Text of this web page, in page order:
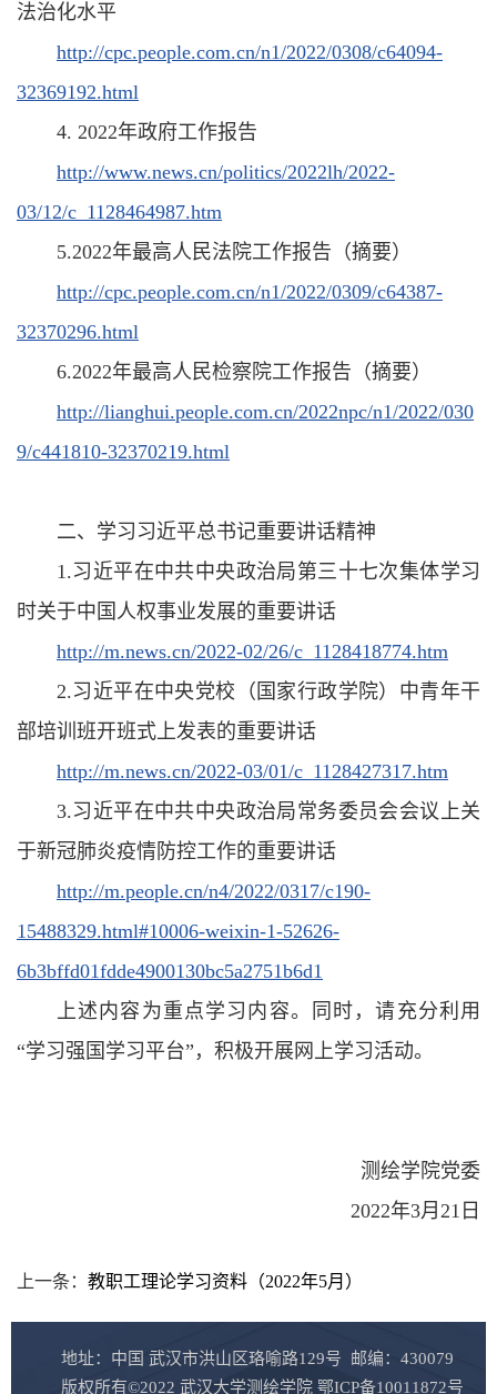
法治化水平
http://cpc.people.com.cn/n1/2022/0308/c64094-
32369192.html
4. 2022年政府工作报告
http://www.news.cn/politics/2022lh/2022-
03/12/c_1128464987.htm
5.2022年最高人民法院工作报告（摘要）
http://cpc.people.com.cn/n1/2022/0309/c64387-
32370296.html
6.2022年最高人民检察院工作报告（摘要）
http://lianghui.people.com.cn/2022npc/n1/2022/030
9/c441810-32370219.html
二、学习习近平总书记重要讲话精神
1.习近平在中共中央政治局第三十七次集体学习
时关于中国人权事业发展的重要讲话
http://m.news.cn/2022-02/26/c_1128418774.htm
2.习近平在中央党校（国家行政学院）中青年干
部培训班开班式上发表的重要讲话
http://m.news.cn/2022-03/01/c_1128427317.htm
3.习近平在中共中央政治局常务委员会会议上关
于新冠肺炎疫情防控工作的重要讲话
http://m.people.cn/n4/2022/0317/c190-
15488329.html#10006-weixin-1-52626-
6b3bffd01fdde4900130bc5a2751b6d1
上述内容为重点学习内容。同时，请充分利用
“学习强国学习平台”，积极开展网上学习活动。
测绘学院党委
2022年3月21日
上一条： 教职工理论学习资料（2022年5月）
地址：中国 武汉市洪山区珞喻路129号 邮编：430079
版权所有©2022 武汉大学测绘学院 鄂ICP备10011872号